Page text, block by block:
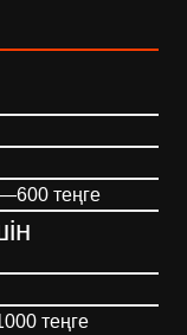
теңге
теңге